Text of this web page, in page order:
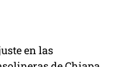
en las